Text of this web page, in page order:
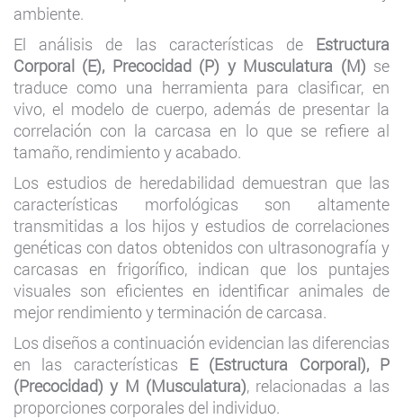
ambiente.
El análisis de las características deEstructura
Corporal (E), Precocidad (P) y Musculatura (M) se
traduce como una herramienta para clasificar, en
vivo, el modelo de cuerpo, además de presentar la
correlación con la carcasa en lo que se refiere al
tamaño, rendimiento y acabado.
Los estudios de heredabilidad demuestran que las
características morfológicas son altamente
transmitidas a los hijos y estudios de correlaciones
genéticas con datos obtenidos con ultrasonografía y
carcasas en frigorífico, indican que los puntajes
visuales son eficientes en identificar animales de
mejor rendimiento y terminación de carcasa.
Los diseños a continuación evidencian las diferencias
en las características E (Estructura Corporal), P
(Precocidad) y M (Musculatura), relacionadas a las
proporciones corporales del individuo.